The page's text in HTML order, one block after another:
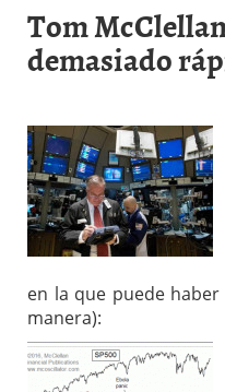
por SIFX
mayo 8,
2026
Dividend
noviembre
Descubre
Tom
demasiado
en la que puede
manera):